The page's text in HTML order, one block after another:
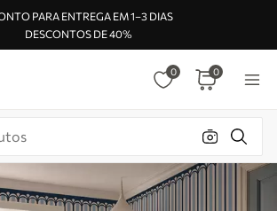
PARA ENTREGA EM 1–3 DIAS
DESCONTOS DE 40%
0 0